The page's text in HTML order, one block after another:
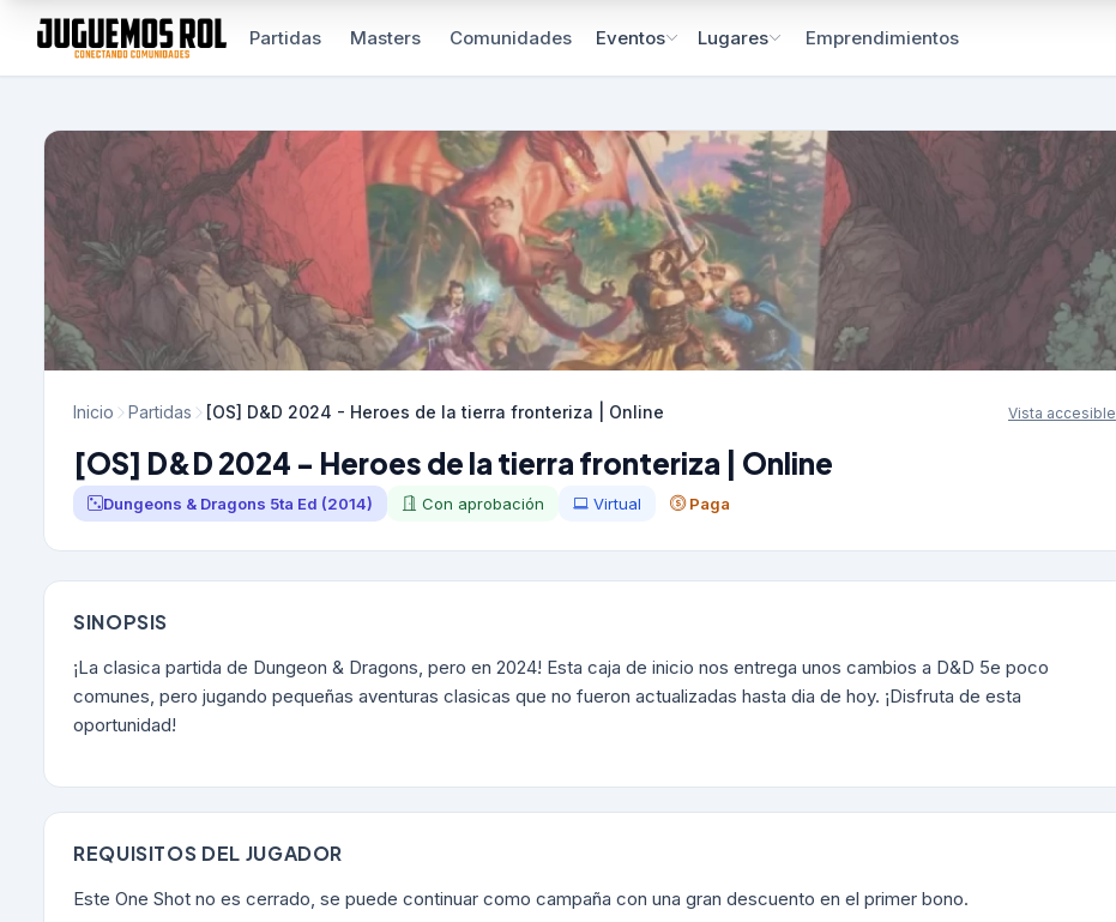
Partidas Masters Comunidades Eventos Lugares Emprendimientos
Inicio Partidas [OS] D&D 2024 - Heroes de la tierra fronteriza | Online Vista accesible
[OS] D&D 2024 - Heroes de la tierra fronteriza | Online
Dungeons & Dragons 5ta Ed (2014) Con aprobación Virtual Paga
SINOPSIS
¡La clasica partida de Dungeon & Dragons, pero en 2024! Esta caja de inicio nos entrega unos cambios a D&D 5e poco
comunes, pero jugando pequeñas aventuras clasicas que no fueron actualizadas hasta dia de hoy. ¡Disfruta de esta
oportunidad!
REQUISITOS DEL JUGADOR
Este One Shot no es cerrado, se puede continuar como campaña con una gran descuento en el primer bono.